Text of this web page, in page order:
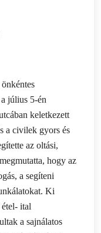
július 5-én
keletkezett
a civilek gyors és
az oltási,
hogy az
a segíteni
Ki
ital
a sajnálatos